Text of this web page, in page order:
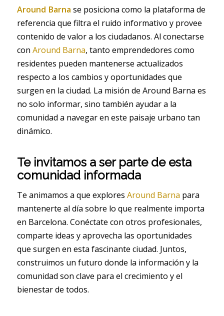
Around Barna se posiciona como la plataforma de
referencia que filtra el ruido informativo y provee
contenido de valor a los ciudadanos. Al conectarse
con Around Barna, tanto emprendedores como
residentes pueden mantenerse actualizados
respecto a los cambios y oportunidades que
surgen en la ciudad. La misión de Around Barna es
no solo informar, sino también ayudar a la
comunidad a navegar en este paisaje urbano tan
dinámico.
Te invitamos a ser parte de esta
comunidad informada
Te animamos a que explores Around Barna para
mantenerte al día sobre lo que realmente importa
en Barcelona. Conéctate con otros profesionales,
comparte ideas y aprovecha las oportunidades
que surgen en esta fascinante ciudad. Juntos,
construimos un futuro donde la información y la
comunidad son clave para el crecimiento y el
bienestar de todos.